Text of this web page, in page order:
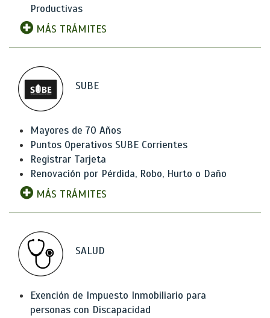
Productivas
MÁS TRÁMITES
SUBE
Mayores de 70 Años
Puntos Operativos SUBE Corrientes
Registrar Tarjeta
Renovación por Pérdida, Robo, Hurto o Daño
MÁS TRÁMITES
SALUD
Exención de Impuesto Inmobiliario para
personas con Discapacidad